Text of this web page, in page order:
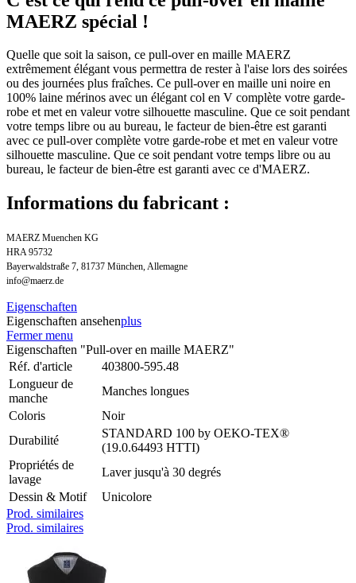
MAERZ spécial !
Quelle que soit la saison, ce pull-over en maille MAERZ
extrêmement élégant vous permettra de rester à l'aise lors des soirées
ou des journées plus fraîches. Ce pull-over en maille uni noire en
100% laine mérinos avec un élégant col en V complète votre garde-
robe et met en valeur votre silhouette masculine. Que ce soit pendant
votre temps libre ou au bureau, le facteur de bien-être est garanti
avec ce pull-over complète votre garde-robe et met en valeur votre
silhouette masculine. Que ce soit pendant votre temps libre ou au
bureau, le facteur de bien-être est garanti avec ce d'MAERZ.
Informations du fabricant :
MAERZ Muenchen KG
HRA 95732
Bayerwaldstraße 7, 81737 München, Allemagne
info@maerz.de
Eigenschaften
Eigenschaften ansehenplus
Fermer menu
Eigenschaften "Pull-over en maille MAERZ"
Réf. d'article
403800-595.48
Longueur de
manche
Manches longues
Coloris
Noir
Durabilité
STANDARD 100 by OEKO-TEX®
(19.0.64493 HTTI)
Propriétés de
lavage
Laver jusqu'à 30 degrés
Dessin & Motif
Unicolore
Prod. similaires
Prod. similaires